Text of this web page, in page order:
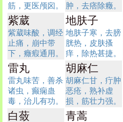
筋，更医颅囟。
肿，去痞除癥。
紫葳
紫葳味酸，调经
止痛，崩中带
下，癥瘕通用。
地肤子
地肤子寒，去膀
胱热，皮肤搔
痒，除热甚捷。
雷丸
雷丸味苦，善杀
诸虫，癫痫蛊
毒，治儿有功。
胡麻仁
胡麻仁甘，疔肿
恶疮，熟补虚
损，筋壮力强。
白蔹 青蒿